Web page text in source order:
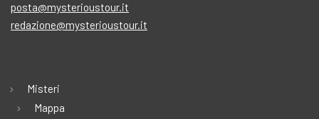
posta@mysterioustour.it
redazione@mysterioustour.it
Misteri
Mappa